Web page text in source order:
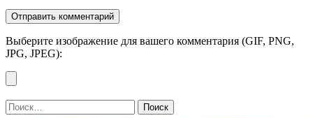
Выберите изображение для вашего комментария (GIF, PNG,
JPG, JPEG):
Найти: